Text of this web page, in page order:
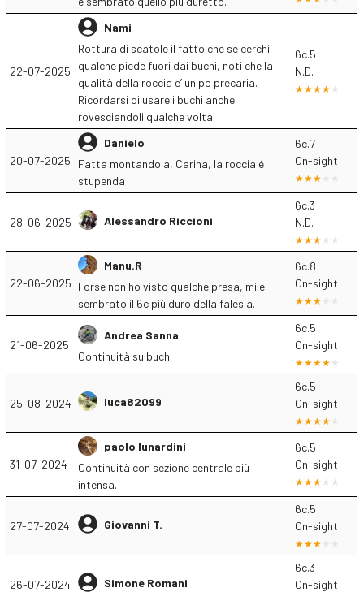
22-07-2025
Nami
Rottura di scatole il fatto che se cerchi
qualche piede fuori dai buchi, noti che la
qualità della roccia e’ un po precaria.
Ricordarsi di usare i buchi anche
rovesciandoli qualche volta
6c.5
N.D.
20-07-2025
Danielo
Fatta montandola, Carina, la roccia é
stupenda
6c.7
On-sight
28-06-2025 Alessandro Riccioni
6c.3
N.D.
22-06-2025
Manu.R
Forse non ho visto qualche presa, mi è
sembrato il 6c più duro della falesia.
6c.8
On-sight
21-06-2025
Andrea Sanna
Continuità su buchi
6c.5
On-sight
25-08-2024 luca82099
6c.5
On-sight
31-07-2024
paolo lunardini
Continuità con sezione centrale più
intensa.
6c.5
On-sight
27-07-2024 Giovanni T.
6c.5
On-sight
26-07-2024 Simone Romani
6c.3
On-sight